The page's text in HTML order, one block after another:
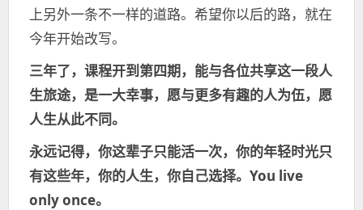
上另外一条不一样的道路。希望你以后的路，就在
今年开始改写。
三年了，课程开到第四期，能与各位共享这一段人
生旅途，是一大幸事，愿与更多有趣的人为伍，愿
人生从此不同。
永远记得，你这辈子只能活一次，你的年轻时光只
有这些年，你的人生，你自己选择。You live
only once。